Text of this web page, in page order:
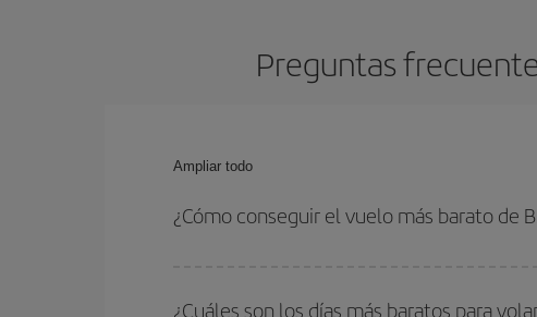
Preguntas
Ampliar todo
¿Cómo conseguir el vuelo más barato de
fechas y horarios de ida y vuelta.
¿Cuáles son los días más baratos para